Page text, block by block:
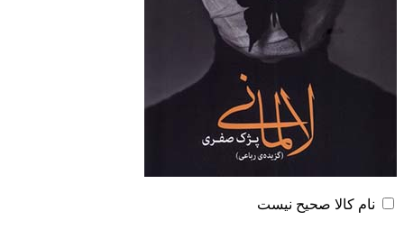
نام کالا صحیح نیست